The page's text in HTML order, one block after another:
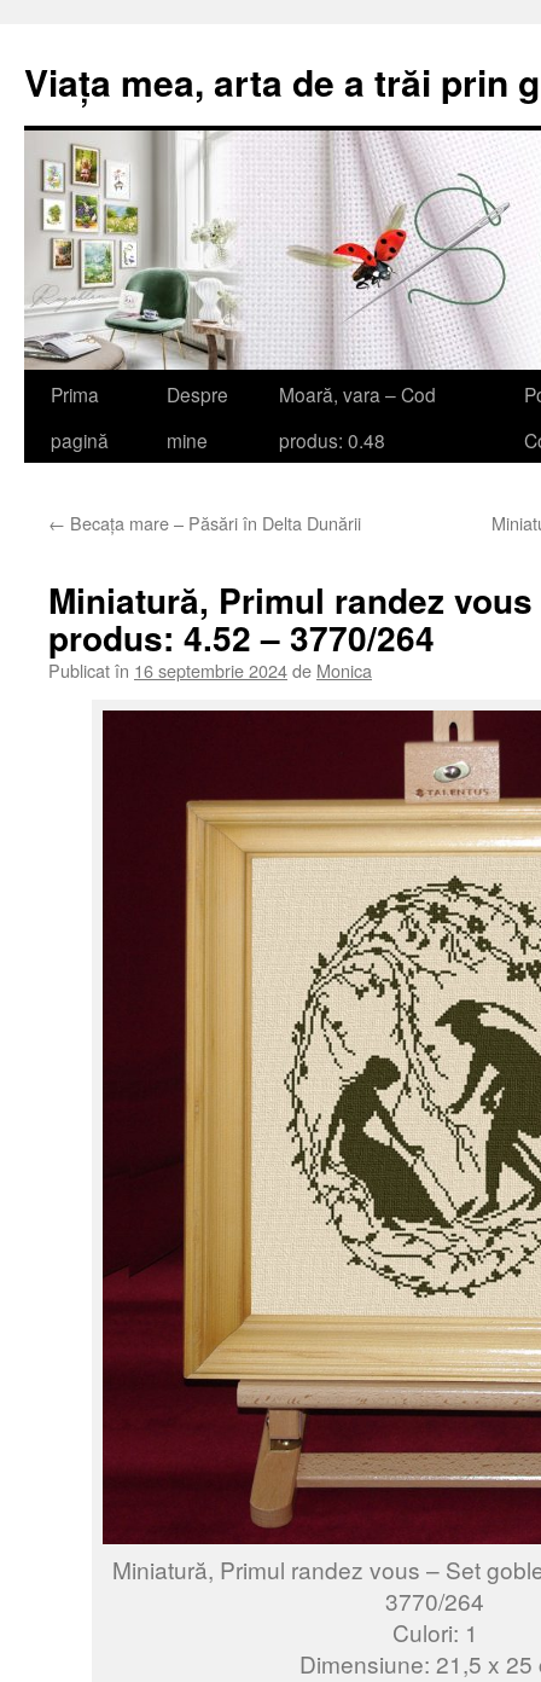
Viața mea, arta de a trăi prin
Sari
Prima
pagină
Despre
mine
Moară, vara – Cod
produs: 0.48
← Becața mare – Păsări în Delta Dunării
Miniatură, Primul randez
produs: 4.52 – 3770/264
Publicat în 16 septembrie 2024de Monica
Miniatură, Primul randez vous – Set
3770/264
Culori: 1
Dimensiune: 21,5 x 25